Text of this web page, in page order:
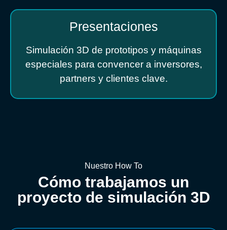
Presentaciones
Simulación 3D de prototipos y máquinas
especiales para convencer a inversores,
partners y clientes clave.
Nuestro How To
Cómo trabajamos un
proyecto de simulación 3D